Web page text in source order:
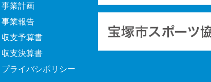
事業計画
事業報告
収支予算書
収支決算書
プライバシポリシー